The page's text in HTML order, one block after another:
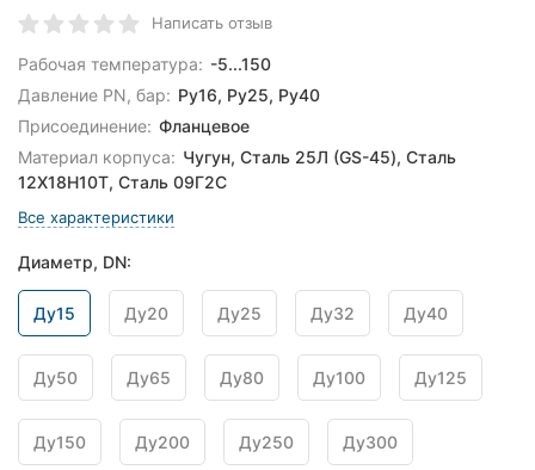
Написать отзыв
Рабочая температура: -5...150
Давление PN, бар: Ру16, Ру25, Ру40
Присоединение: Фланцевое
Материал корпуса: Чугун, Сталь 25Л (GS-45), Сталь
12Х18Н10Т, Сталь 09Г2С
Все характеристики
Диаметр, DN:
Ду15 Ду20 Ду25 Ду32 Ду40
Ду50 Ду65 Ду80 Ду100 Ду125
Ду150 Ду200 Ду250 Ду300